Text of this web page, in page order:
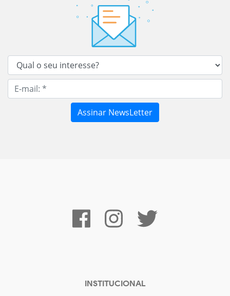
INSTITUCIONAL